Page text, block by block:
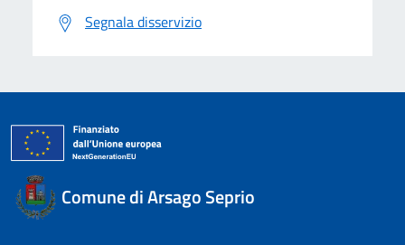
Segnala disservizio
Comune di Arsago Seprio